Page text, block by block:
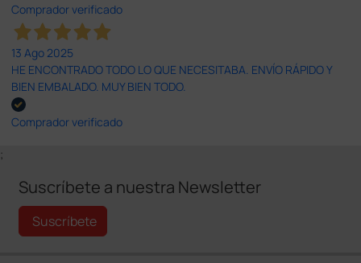
Comprador verificado
13 Ago 2025
HE ENCONTRADO TODO LO QUE NECESITABA. ENVÍO RÁPIDO Y
BIEN EMBALADO. MUY BIEN TODO.
Comprador verificado
;
Suscríbete a nuestra Newsletter
Suscríbete